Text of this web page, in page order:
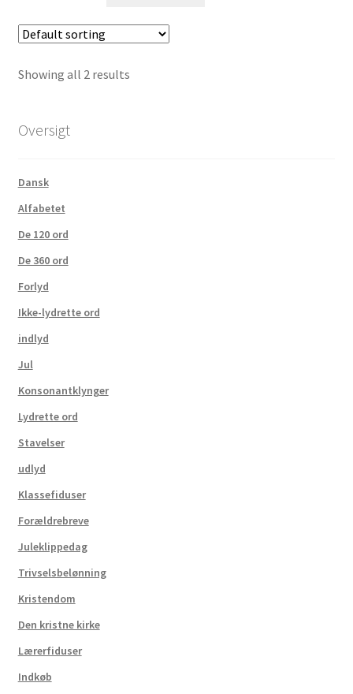
Showing all 2 results
Oversigt
Dansk
Alfabetet
De 120 ord
De 360 ord
Forlyd
Ikke-lydrette ord
indlyd
Jul
Konsonantklynger
Lydrette ord
Stavelser
udlyd
Klassefiduser
Forældrebreve
Juleklippedag
Trivselsbelønning
Kristendom
Den kristne kirke
Lærerfiduser
Indkøb